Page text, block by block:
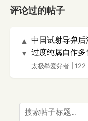
评论过的帖子
▲
▼
中国试射导弹
过度纯属自作多
太极拳爱好者 122